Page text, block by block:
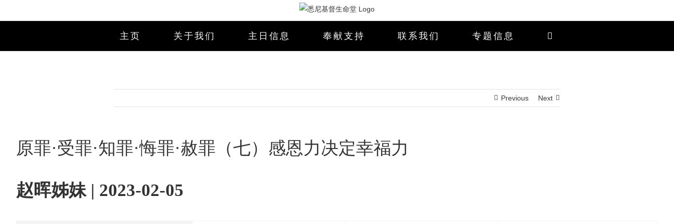
to
主页 关于我们 主日信息 奉献支持 联系我们 专题信息
Previous Next
原罪·受罪·知罪·悔罪·赦罪（七）感恩力决定幸福力
赵晖姊妹 | 2023-02-05